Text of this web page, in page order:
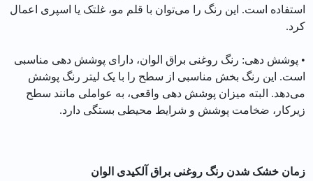
استفاده است. این رنگ را می‌توان با قلم مو، غلتک یا اسپری اعمال
کرد.
• پوشش دهی: رنگ روغنی براق الوان، دارای پوشش دهی مناسبی
است. این رنگ بخش مناسبی از سطح را با یک لیتر رنگ پوشش
می‌دهد. البته میزان پوشش دهی واقعی، به عواملی مانند سطح
زیرکار، ضخامت پوشش و شرایط محیطی بستگی دارد.
زمان خشک شدن رنگ روغنی براق آلکیدی الوان